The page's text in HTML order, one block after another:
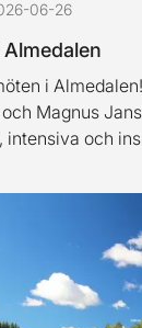
06-26
i
Magnus
intensiva och